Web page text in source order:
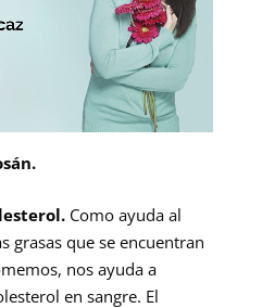
Como ayuda al
grasas que se encuentran
nos ayuda a
en sangre. El